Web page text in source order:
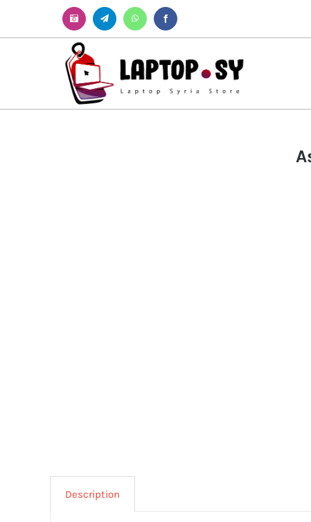
Facebook
WhatsApp
Telegram
Instagram
Description